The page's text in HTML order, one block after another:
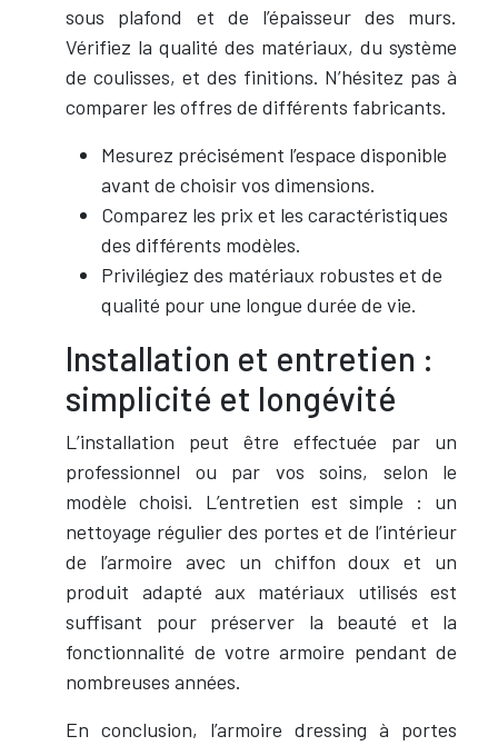
sous plafond et de l’épaisseur des murs.
Vérifiez la qualité des matériaux, du système
de coulisses, et des finitions. N’hésitez pas à
comparer les offres de différents fabricants.
Mesurez précisément l’espace disponible
avant de choisir vos dimensions.
Comparez les prix et les caractéristiques
des différents modèles.
Privilégiez des matériaux robustes et de
qualité pour une longue durée de vie.
Installation et entretien :
simplicité et longévité
L’installation peut être effectuée par un
professionnel ou par vos soins, selon le
modèle choisi. L’entretien est simple : un
nettoyage régulier des portes et de l’intérieur
de l’armoire avec un chiffon doux et un
produit adapté aux matériaux utilisés est
suffisant pour préserver la beauté et la
fonctionnalité de votre armoire pendant de
nombreuses années.
En conclusion, l’armoire dressing à portes